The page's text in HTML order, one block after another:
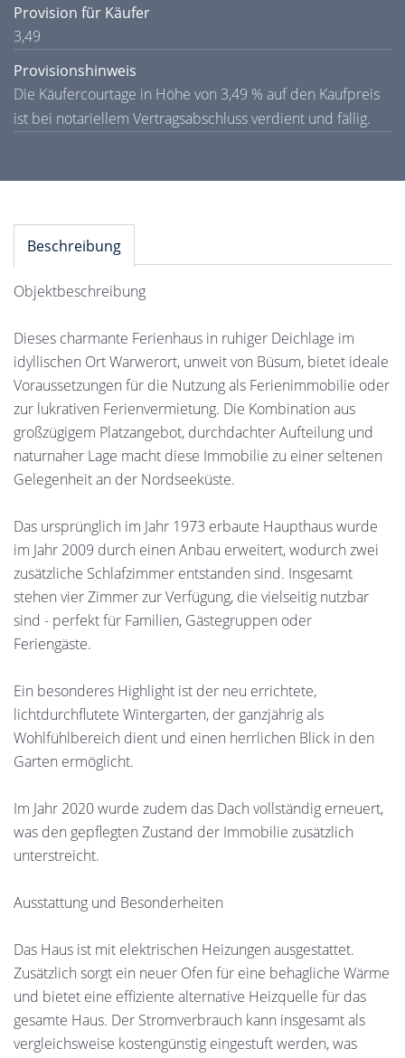
Provision für Käufer
3,49
Provisionshinweis
Die Käufercourtage in Höhe von 3,49 % auf den Kaufpreis
ist bei notariellem Vertragsabschluss verdient und fällig.
Beschreibung
Objektbeschreibung
Dieses charmante Ferienhaus in ruhiger Deichlage im
idyllischen Ort Warwerort, unweit von Büsum, bietet ideale
Voraussetzungen für die Nutzung als Ferienimmobilie oder
zur lukrativen Ferienvermietung. Die Kombination aus
großzügigem Platzangebot, durchdachter Aufteilung und
naturnaher Lage macht diese Immobilie zu einer seltenen
Gelegenheit an der Nordseeküste.
Das ursprünglich im Jahr 1973 erbaute Haupthaus wurde
im Jahr 2009 durch einen Anbau erweitert, wodurch zwei
zusätzliche Schlafzimmer entstanden sind. Insgesamt
stehen vier Zimmer zur Verfügung, die vielseitig nutzbar
sind - perfekt für Familien, Gästegruppen oder
Feriengäste.
Ein besonderes Highlight ist der neu errichtete,
lichtdurchflutete Wintergarten, der ganzjährig als
Wohlfühlbereich dient und einen herrlichen Blick in den
Garten ermöglicht.
Im Jahr 2020 wurde zudem das Dach vollständig erneuert,
was den gepflegten Zustand der Immobilie zusätzlich
unterstreicht.
Ausstattung und Besonderheiten
Das Haus ist mit elektrischen Heizungen ausgestattet.
Zusätzlich sorgt ein neuer Ofen für eine behagliche Wärme
und bietet eine effiziente alternative Heizquelle für das
gesamte Haus. Der Stromverbrauch kann insgesamt als
vergleichsweise kostengünstig eingestuft werden, was